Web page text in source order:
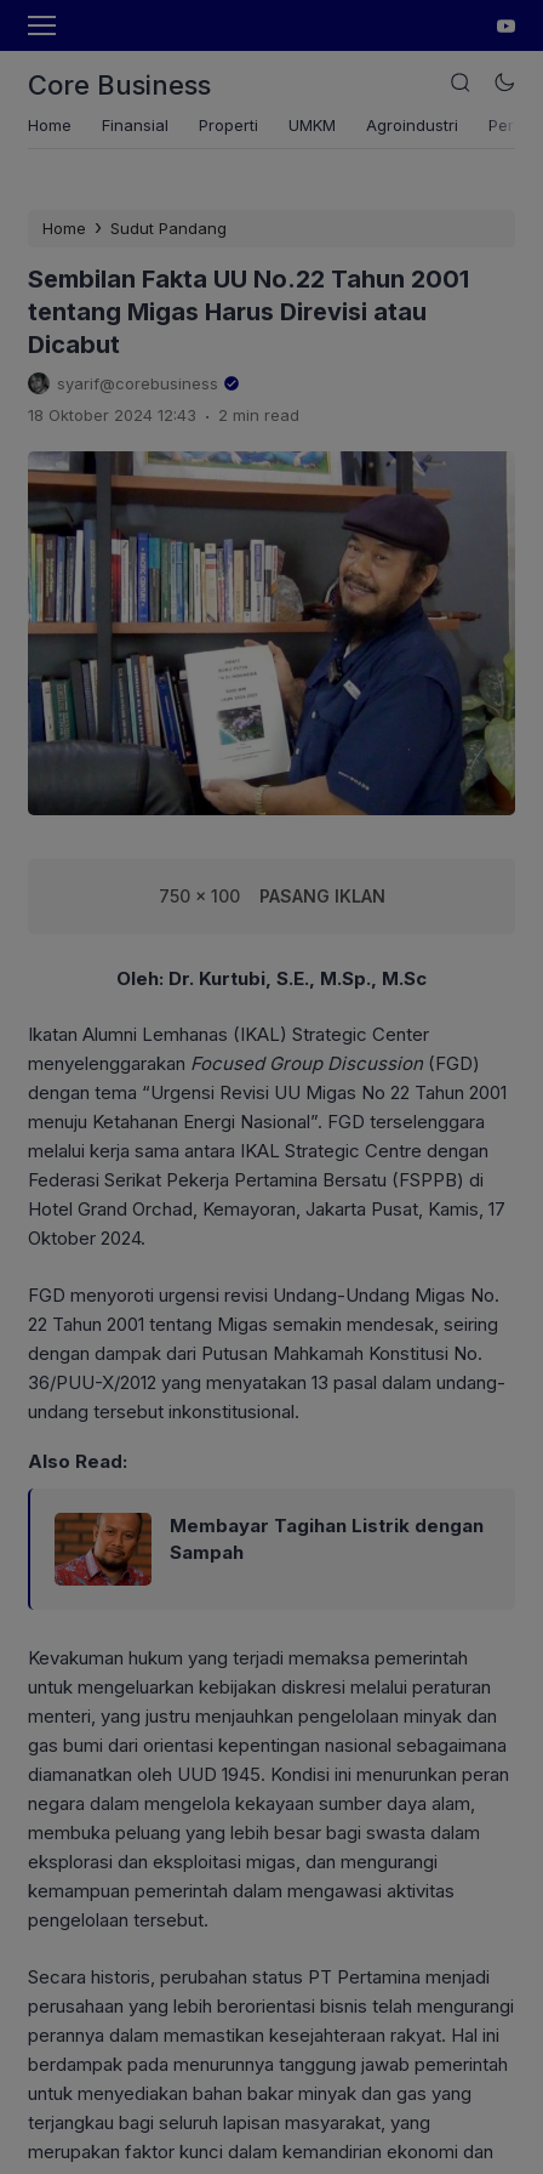
Core Business
Home Finansial Properti UMKM Agroindustri
Home › Sudut Pandang
Sembilan Fakta UU No.22 Tahun 2001
tentang Migas Harus Direvisi atau
Dicabut
syarif@corebusiness
18 Oktober 2024 12:43 . 2 min read
750 x 100 PASANG IKLAN
Oleh: Dr. Kurtubi, S.E., M.Sp., M.Sc
Ikatan Alumni Lemhanas (IKAL) Strategic Center
menyelenggarakan Focused Group Discussion (FGD)
dengan tema “Urgensi Revisi UU Migas No 22 Tahun 2001
menuju Ketahanan Energi Nasional”. FGD terselenggara
melalui kerja sama antara IKAL Strategic Centre dengan
Federasi Serikat Pekerja Pertamina Bersatu (FSPPB) di
Hotel Grand Orchad, Kemayoran, Jakarta Pusat, Kamis, 17
Oktober 2024.
FGD menyoroti urgensi revisi Undang-Undang Migas No.
22 Tahun 2001 tentang Migas semakin mendesak, seiring
dengan dampak dari Putusan Mahkamah Konstitusi No.
36/PUU-X/2012 yang menyatakan 13 pasal dalam undang-
undang tersebut inkonstitusional.
Also Read:
Membayar Tagihan Listrik dengan
Sampah
Kevakuman hukum yang terjadi memaksa pemerintah
untuk mengeluarkan kebijakan diskresi melalui peraturan
menteri, yang justru menjauhkan pengelolaan minyak dan
gas bumi dari orientasi kepentingan nasional sebagaimana
diamanatkan oleh UUD 1945. Kondisi ini menurunkan peran
negara dalam mengelola kekayaan sumber daya alam,
membuka peluang yang lebih besar bagi swasta dalam
eksplorasi dan eksploitasi migas, dan mengurangi
kemampuan pemerintah dalam mengawasi aktivitas
pengelolaan tersebut.
Secara historis, perubahan status PT Pertamina menjadi
perusahaan yang lebih berorientasi bisnis telah mengurangi
perannya dalam memastikan kesejahteraan rakyat. Hal ini
berdampak pada menurunnya tanggung jawab pemerintah
untuk menyediakan bahan bakar minyak dan gas yang
terjangkau bagi seluruh lapisan masyarakat, yang
merupakan faktor kunci dalam kemandirian ekonomi dan